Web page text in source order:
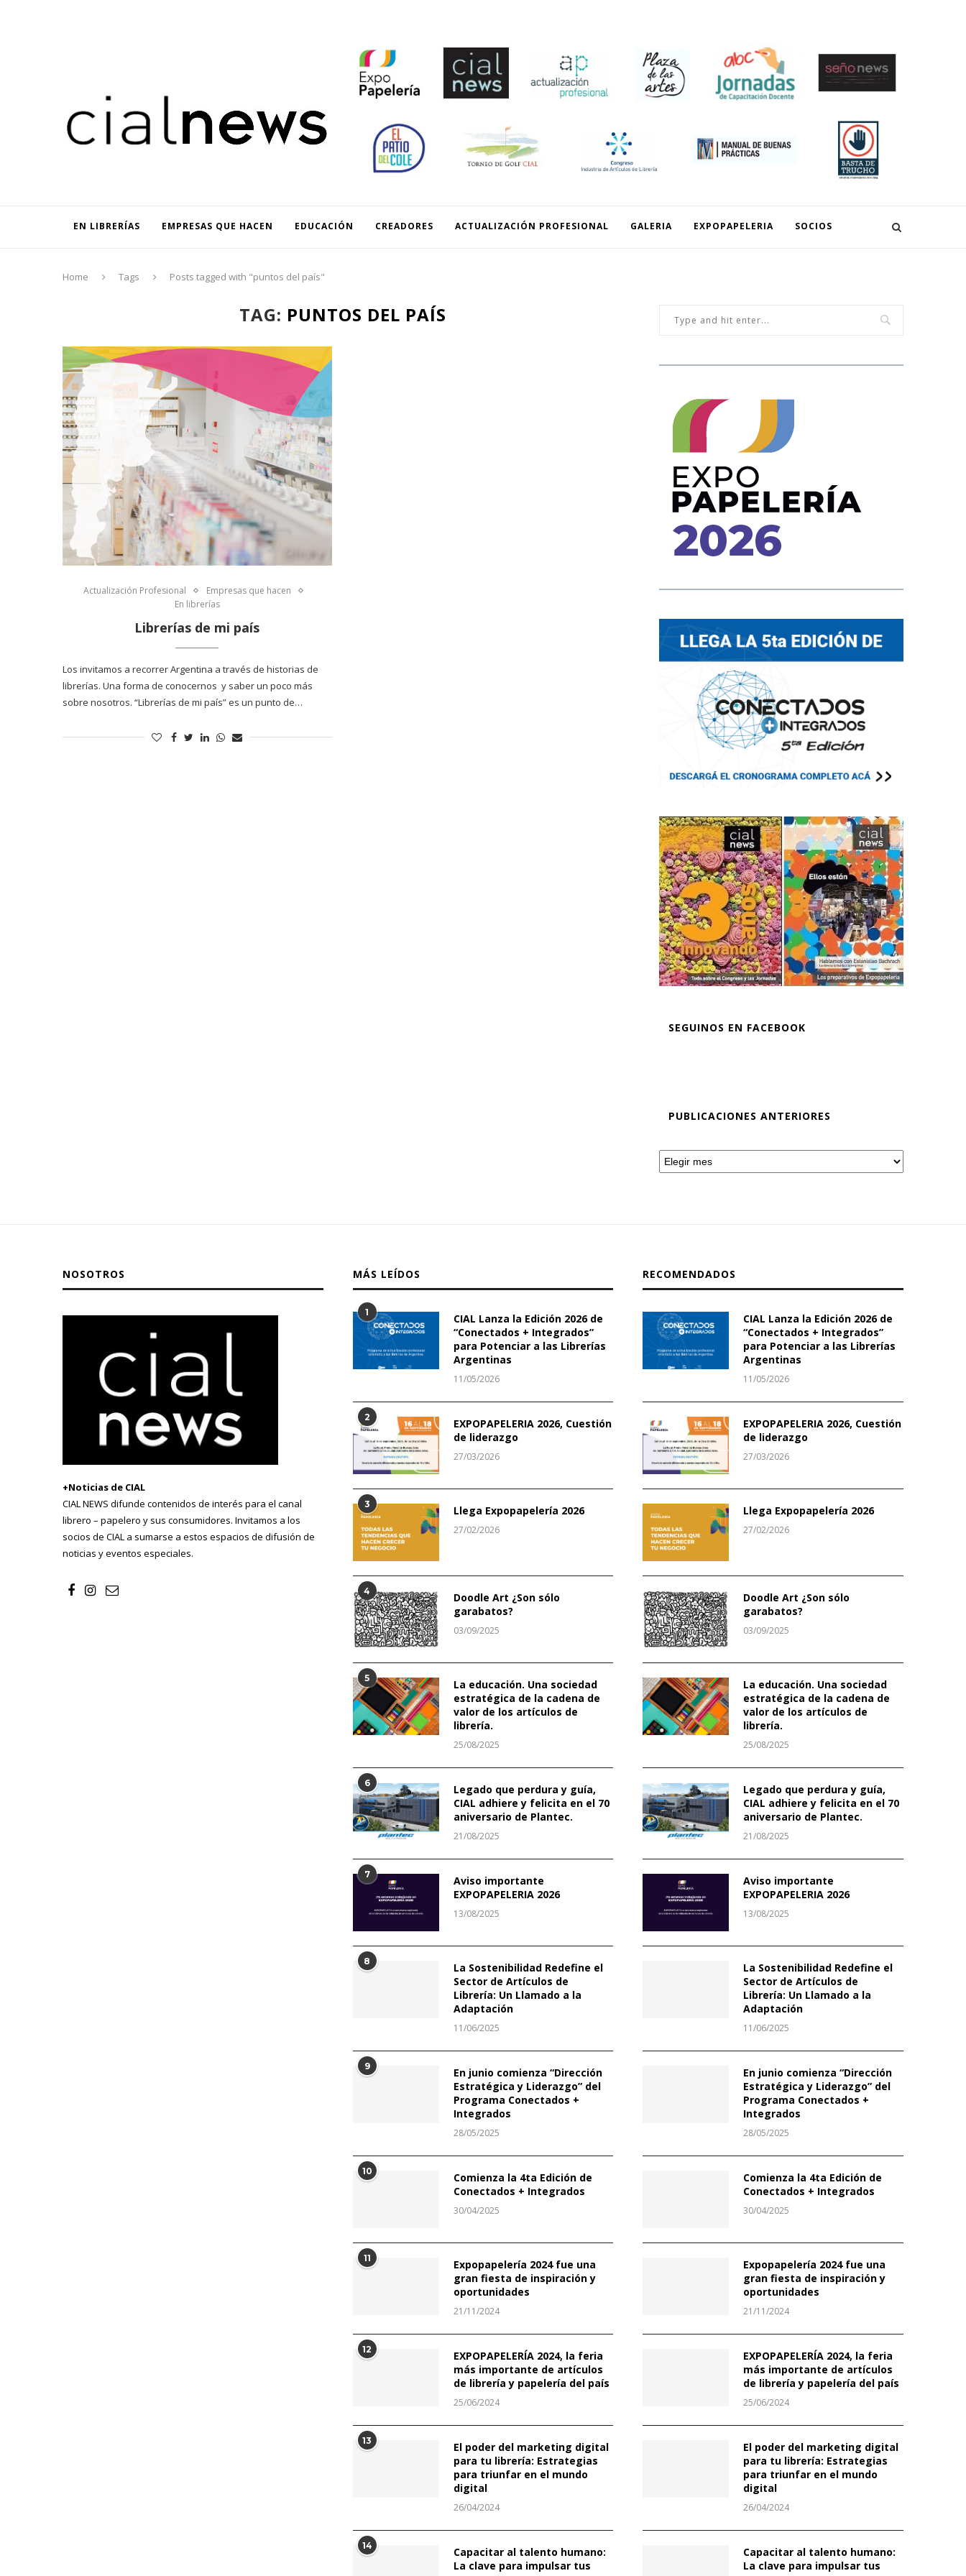
EN LIBRERÍAS EMPRESAS QUE HACEN EDUCACIÓN CREADORES ACTUALIZACIÓN PROFESIONAL GALERIA EXPOPAPELERIA SOCIOS
Home Tags Posts tagged with "puntos del país"
TAG: PUNTOS DEL PAÍS
Actualización Profesional
Empresas que hacen
En librerías
Librerías de mi país
Los invitamos a recorrer Argentina a través de historias de
librerías. Una forma de conocernos y saber un poco más
sobre nosotros. “Librerías de mi país” es un punto de…
SEGUINOS EN FACEBOOK
PUBLICACIONES ANTERIORES
NOSOTROS
+Noticias de CIAL
CIAL NEWS difunde contenidos de interés para el canal
librero – papelero y sus consumidores. Invitamos a los
socios de CIAL a sumarse a estos espacios de difusión de
noticias y eventos especiales.
MÁS LEÍDOS
1
CIAL Lanza la Edición 2026 de
“Conectados + Integrados”
para Potenciar a las Librerías
Argentinas
11/05/2026
2
EXPOPAPELERIA 2026, Cuestión
de liderazgo
27/03/2026
3 Llega Expopapelería 2026
27/02/2026
4
Doodle Art ¿Son sólo
garabatos?
03/09/2025
5
La educación. Una sociedad
estratégica de la cadena de
valor de los artículos de
librería.
25/08/2025
6
Legado que perdura y guía,
CIAL adhiere y felicita en el 70
aniversario de Plantec.
21/08/2025
7
Aviso importante
EXPOPAPELERIA 2026
13/08/2025
8
La Sostenibilidad Redefine el
Sector de Artículos de
Librería: Un Llamado a la
Adaptación
11/06/2025
9
En junio comienza “Dirección
Estratégica y Liderazgo” del
Programa Conectados +
Integrados
28/05/2025
10
Comienza la 4ta Edición de
Conectados + Integrados
30/04/2025
11
Expopapelería 2024 fue una
gran fiesta de inspiración y
oportunidades
21/11/2024
12
EXPOPAPELERÍA 2024, la feria
más importante de artículos
de librería y papelería del país
25/06/2024
13
El poder del marketing digital
para tu librería: Estrategias
para triunfar en el mundo
digital
26/04/2024
14
Capacitar al talento humano:
La clave para impulsar tus
RECOMENDADOS
CIAL Lanza la Edición 2026 de
“Conectados + Integrados”
para Potenciar a las Librerías
Argentinas
11/05/2026
EXPOPAPELERIA 2026, Cuestión
de liderazgo
27/03/2026
Llega Expopapelería 2026
27/02/2026
Doodle Art ¿Son sólo
garabatos?
03/09/2025
La educación. Una sociedad
estratégica de la cadena de
valor de los artículos de
librería.
25/08/2025
Legado que perdura y guía,
CIAL adhiere y felicita en el 70
aniversario de Plantec.
21/08/2025
Aviso importante
EXPOPAPELERIA 2026
13/08/2025
La Sostenibilidad Redefine el
Sector de Artículos de
Librería: Un Llamado a la
Adaptación
11/06/2025
En junio comienza “Dirección
Estratégica y Liderazgo” del
Programa Conectados +
Integrados
28/05/2025
Comienza la 4ta Edición de
Conectados + Integrados
30/04/2025
Expopapelería 2024 fue una
gran fiesta de inspiración y
oportunidades
21/11/2024
EXPOPAPELERÍA 2024, la feria
más importante de artículos
de librería y papelería del país
25/06/2024
El poder del marketing digital
para tu librería: Estrategias
para triunfar en el mundo
digital
26/04/2024
Capacitar al talento humano:
La clave para impulsar tus